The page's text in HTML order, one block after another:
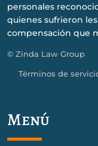
personales
quienes sufrieron
compensación que
© Zinda Law Group
Términos de
Menú